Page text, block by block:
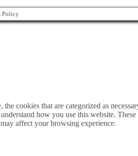
Policy
cookies that are categorized as
how you use this website.
affect your browsing experience.